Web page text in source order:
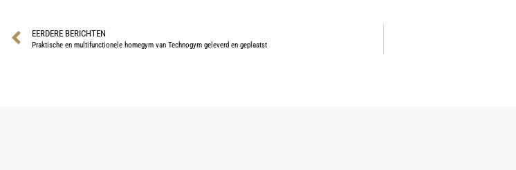
EERDERE BERICHTEN
Praktische en multifunctionele homegym van Technogym geleverd en geplaatst